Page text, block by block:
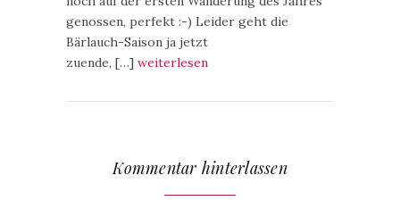
genossen, perfekt :-) Leider geht die
Bärlauch-Saison ja jetzt
zuende, […] weiterlesen
Kommentar hinterlassen